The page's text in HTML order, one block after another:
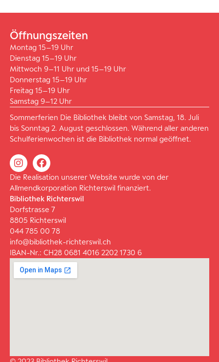
Öffnungszeiten
Montag 15–19 Uhr
Dienstag 15–19 Uhr
Mittwoch 9–11 Uhr und 15–19 Uhr
Donnerstag 15–19 Uhr
Freitag 15–19 Uhr
Samstag 9–12 Uhr
Sommerferien Die Bibliothek bleibt von Samstag, 18. Juli
bis Sonntag 2. August geschlossen. Während aller anderen
Schulferienwochen ist die Bibliothek normal geöffnet.
Die Realisation unserer Website wurde von der
Allmendkorporation Richterswil finanziert.
Bibliothek Richterswil
Dorfstrasse 7
8805 Richterswil
044 785 00 78
info@bibliothek-richterswil.ch
IBAN-Nr.: CH28 0681 4016 2202 1730 6